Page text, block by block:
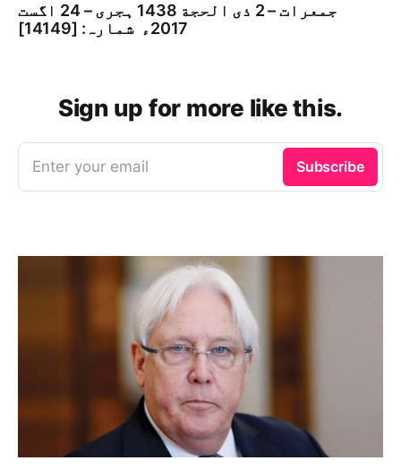
جمعرات – 2 ذی الحجة 1438 ہجری – 24 اگست
2017ء شمارہ: [14149]
Sign up for more like this.
Enter your email Subscribe